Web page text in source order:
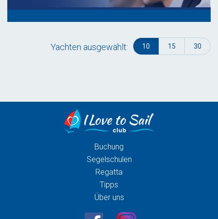
Yachten ausgewählt: 10 15 30
Buchung
Segelschulen
Regatta
Tipps
Über uns